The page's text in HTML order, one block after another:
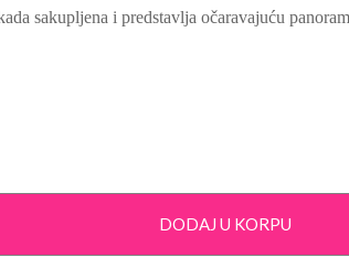
sakupljena i predstavlja očaravajuću
DODAJ U KORPU